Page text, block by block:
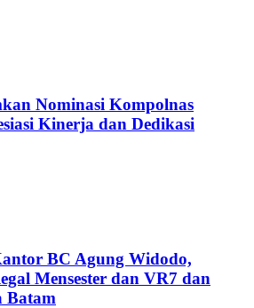
Nominasi Kompolnas
Kinerja dan Dedikasi
BC Agung Widodo,
Mensester dan VR7 dan
Batam